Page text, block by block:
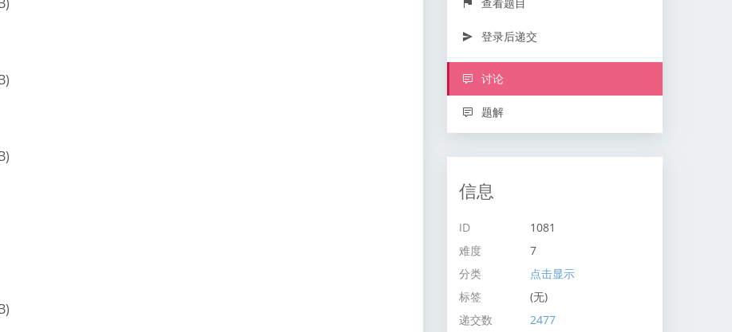
查看题目
登录后递交
讨论
题解
信息
ID
1081
难度
7
分类
点击显示
标签
(无)
递交数
2477